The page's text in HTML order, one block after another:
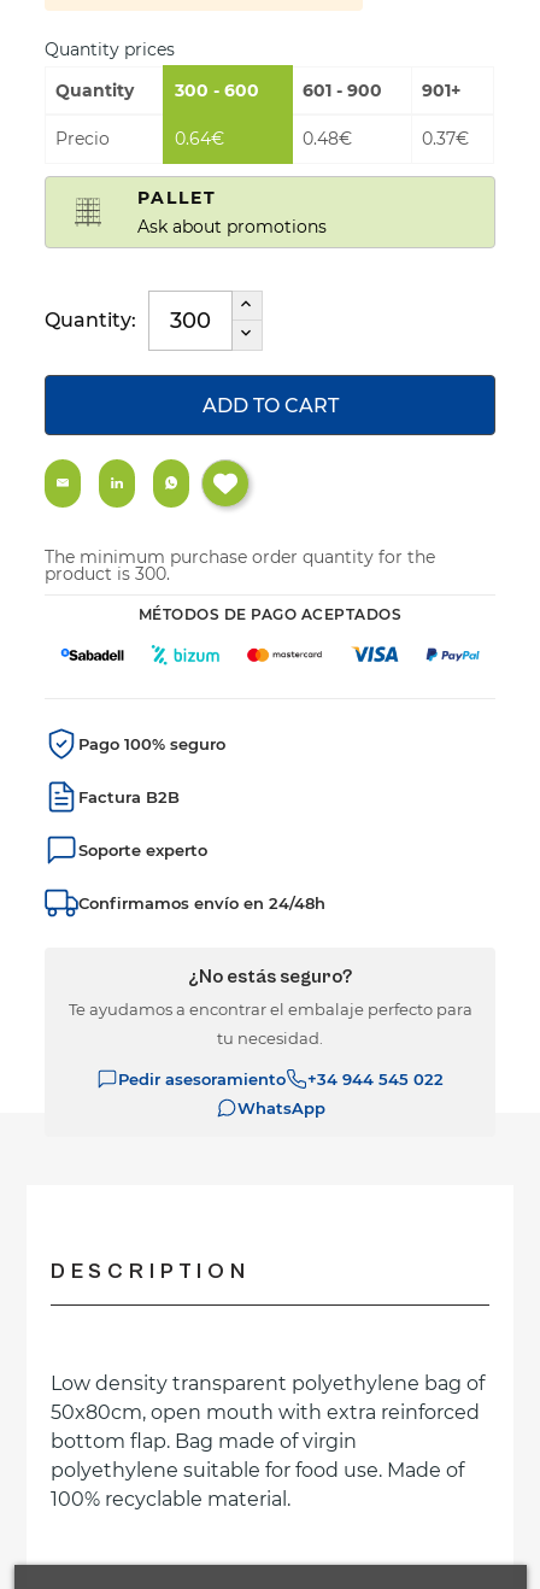
Quantity prices
Quantity
300 - 600 601 - 900 901+
Precio 0.64€ 0.48€ 0.37€
PALLET
Ask about promotions
Quantity:
ADD TO CART
The minimum purchase order quantity for the
product is 300.
MÉTODOS DE PAGO ACEPTADOS
Pago 100% seguro
Factura B2B
Soporte experto
Confirmamos envío en 24/48h
¿No estás seguro?
Te ayudamos a encontrar el embalaje perfecto para
tu necesidad.
Pedir asesoramiento
+34 944 545 022
WhatsApp
DESCRIPTION
Low density transparent polyethylene bag of
50x80cm, open mouth with extra reinforced
bottom flap. Bag made of virgin
polyethylene suitable for food use. Made of
100% recyclable material.